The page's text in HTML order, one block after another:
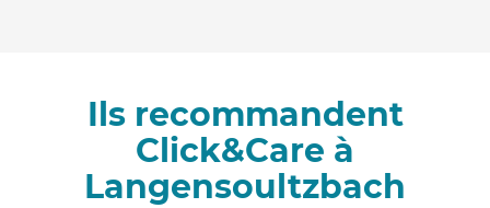
Ils recommandent
Click&Care à
Langensoultzbach